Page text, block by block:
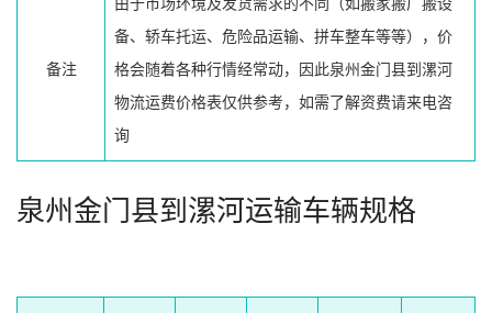
备注
由于市场环境及发货需求的不同（如搬家搬厂搬设
备、轿车托运、危险品运输、拼车整车等等），价
格会随着各种行情经常动，因此泉州金门县到漯河
物流运费价格表仅供参考，如需了解资费请来电咨
询
泉州金门县到漯河运输车辆规格